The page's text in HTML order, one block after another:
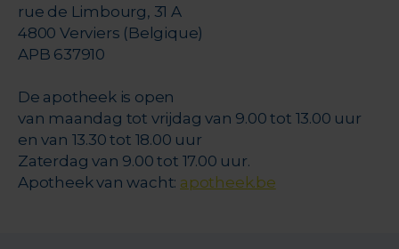
rue de Limbourg, 31 A
4800 Verviers (Belgique)
APB 637910
De apotheek is open
van maandag tot vrijdag van 9.00 tot 13.00 uur
en van 13.30 tot 18.00 uur
Zaterdag van 9.00 tot 17.00 uur.
Apotheek van wacht: apotheek.be